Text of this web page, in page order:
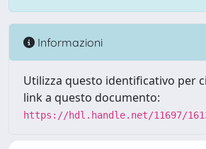
Informazioni
Utilizza questo identificativo per
link a questo documento:
https://hdl.handle.net/11697/